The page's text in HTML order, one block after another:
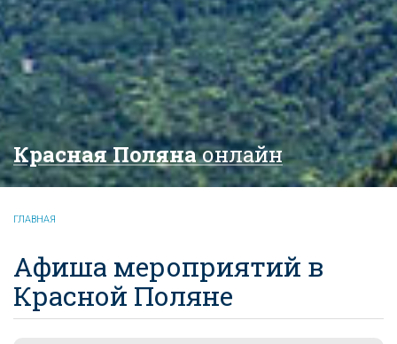
Красная Полянаонлайн
ГЛАВНАЯ
Афиша мероприятий в
Красной Поляне